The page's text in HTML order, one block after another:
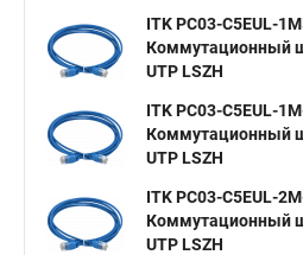
ITK PC03-C5EUL-
Коммутационный
UTP LSZH
ITK PC03-C5EUL-
Коммутационный
UTP LSZH
ITK PC03-C5EUL-
Коммутационный
UTP LSZH